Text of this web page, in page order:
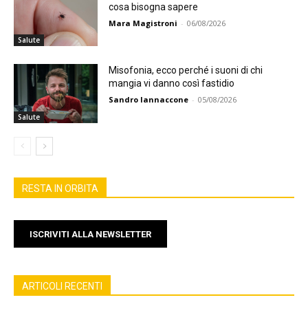
Salute
cosa bisogna sapere
Mara Magistroni - 06/08/2026
Salute
Misofonia, ecco perché i suoni di chi
mangia vi danno così fastidio
Sandro Iannaccone - 05/08/2026
RESTA IN ORBITA
ISCRIVITI ALLA NEWSLETTER
ARTICOLI RECENTI